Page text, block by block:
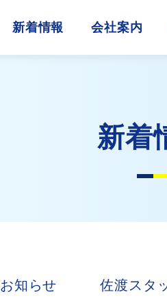
新着情報 会社案内
新着
お知らせ 佐渡スタ